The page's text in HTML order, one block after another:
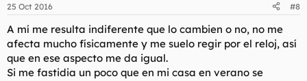
25 Oct 2016 #8
A mí me resulta indiferente que lo cambien o no, no me
afecta mucho físicamente y me suelo regir por el reloj, así
que en ese aspecto me da igual.
Si me fastidia un poco que en mi casa en verano se